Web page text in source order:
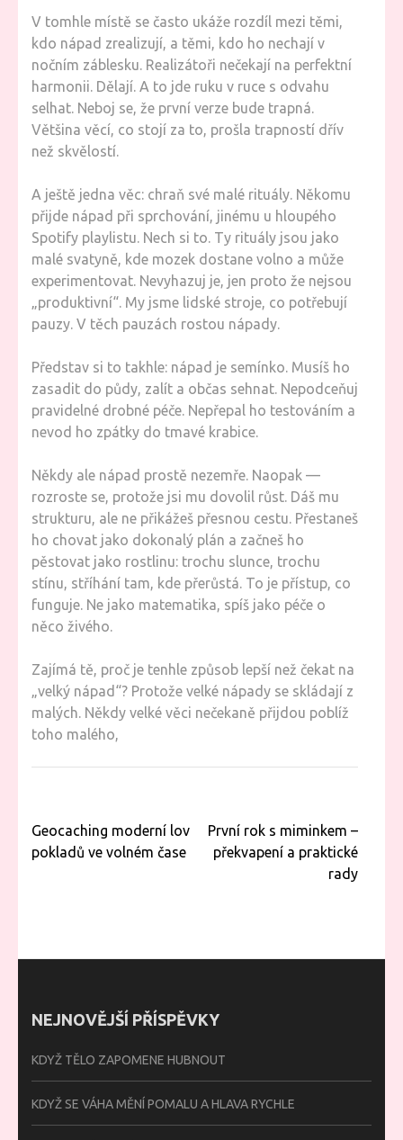
V tomhle místě se často ukáže rozdíl mezi těmi,
kdo nápad zrealizují, a těmi, kdo ho nechají v
nočním záblesku. Realizátoři nečekají na perfektní
harmonii. Dělají. A to jde ruku v ruce s odvahu
selhat. Neboj se, že první verze bude trapná.
Většina věcí, co stojí za to, prošla trapností dřív
než skvělostí.
A ještě jedna věc: chraň své malé rituály. Někomu
přijde nápad při sprchování, jinému u hloupého
Spotify playlistu. Nech si to. Ty rituály jsou jako
malé svatyně, kde mozek dostane volno a může
experimentovat. Nevyhazuj je, jen proto že nejsou
„produktivní“. My jsme lidské stroje, co potřebují
pauzy. V těch pauzách rostou nápady.
Představ si to takhle: nápad je semínko. Musíš ho
zasadit do půdy, zalít a občas sehnat. Nepodceňuj
pravidelné drobné péče. Nepřepal ho testováním a
nevod ho zpátky do tmavé krabice.
Někdy ale nápad prostě nezemře. Naopak —
rozroste se, protože jsi mu dovolil růst. Dáš mu
strukturu, ale ne přikážeš přesnou cestu. Přestaneš
ho chovat jako dokonalý plán a začneš ho
pěstovat jako rostlinu: trochu slunce, trochu
stínu, stříhání tam, kde přerůstá. To je přístup, co
funguje. Ne jako matematika, spíš jako péče o
něco živého.
Zajímá tě, proč je tenhle způsob lepší než čekat na
„velký nápad“? Protože velké nápady se skládají z
malých. Někdy velké věci nečekaně přijdou poblíž
toho malého,
Navigace
pro
Geocaching moderní lov
pokladů ve volném čase
První rok s miminkem –
překvapení a praktické
rady
NEJNOVĚJŠÍ PŘÍSPĚVKY
KDYŽ TĚLO ZAPOMENE HUBNOUT
KDYŽ SE VÁHA MĚNÍ POMALU A HLAVA RYCHLE